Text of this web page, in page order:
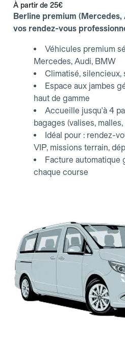
À partir de 25€
Berline premium (Mercedes,
vos rendez-vous
Véhicules premium
Mercedes, Audi, BMW
Climatisé, silencieux,
Espace aux jambes
haut de gamme
Accueille jusqu'à 4
bagages (valises,
Idéal pour : rendez-
VIP, missions terrain,
Facture automatique
chaque course